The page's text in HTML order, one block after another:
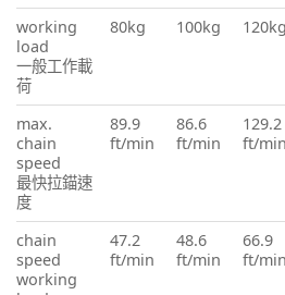
working
load
一般工作載
荷
80kg 100kg 120kg
max.
chain
speed
最快拉錨速
度
89.9
ft/min
86.6
ft/min
129.2
ft/min
chain
speed
working
47.2
ft/min
48.6
ft/min
66.9
ft/min